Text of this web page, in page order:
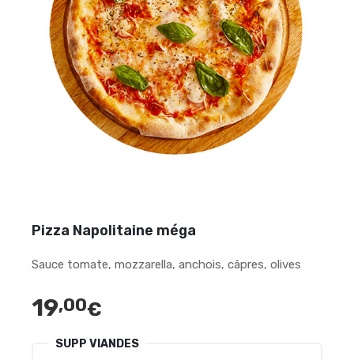
Pizza Napolitaine méga
Sauce tomate, mozzarella, anchois, câpres, olives
19,00€
SUPP VIANDES